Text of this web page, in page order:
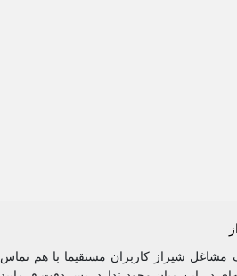
مشاغل شیراز کاربران مستقیما با هم تماس